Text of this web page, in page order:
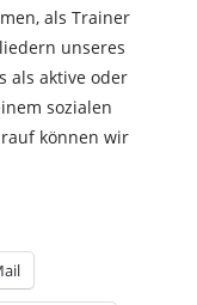
als Trainer
unseres
als aktive oder
sozialen
können wir